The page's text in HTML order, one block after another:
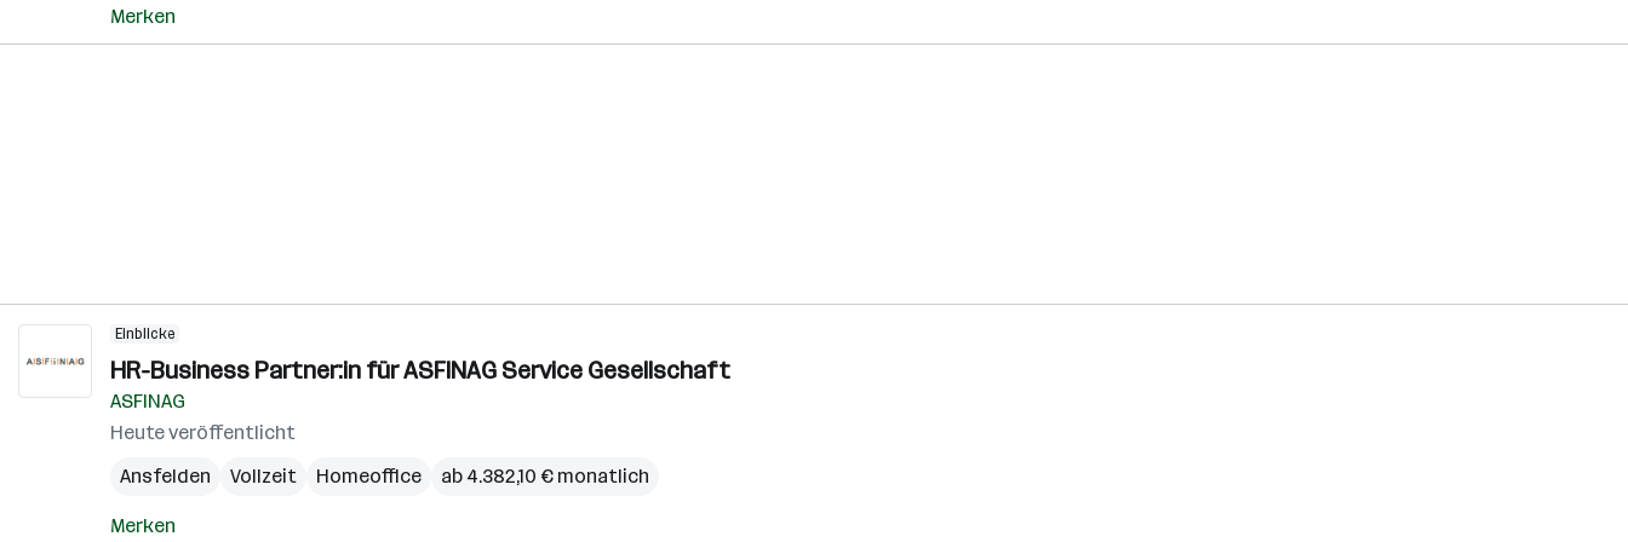
Merken
Einblicke
HR-Business Partner:in für ASFINAG Service Gesellschaft
ASFINAG
Heute veröffentlicht
Ansfelden
Vollzeit Homeoffice ab 4.382,10 € monatlich
Merken